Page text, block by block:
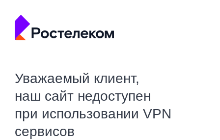
Уважаемый клиент,
наш сайт недоступен
при использовании VPN
сервисов